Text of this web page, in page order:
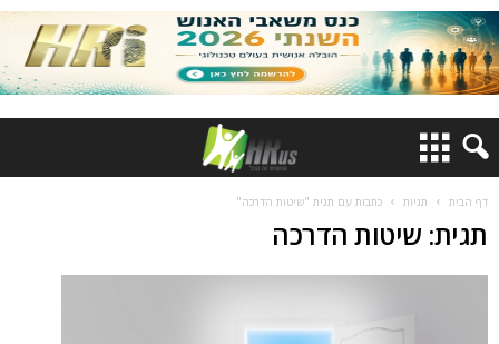
דף הבית תגיות כתבות עם תגית "שיטות הדרכה"
תגית: שיטות הדרכה